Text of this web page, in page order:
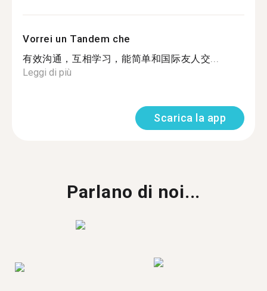
Vorrei un Tandem che
有效沟通，互相学习，能简单和国际友人交...
Leggi di più
Scarica la app
Parlano di noi...